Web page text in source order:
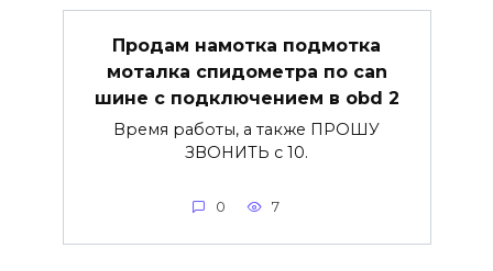
Продам намотка подмотка
моталка спидометра по can
шине с подключением в obd 2
Время работы, а также ПРОШУ
ЗВОНИТЬ с 10.
0 7